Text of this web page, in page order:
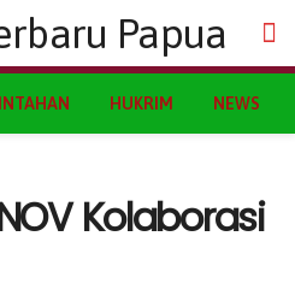
HUKRIM NEWS
Kolaborasi